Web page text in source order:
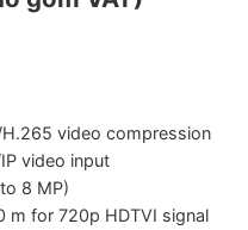
video compression
video input
8 MP)
m for 720p HDTVI signal